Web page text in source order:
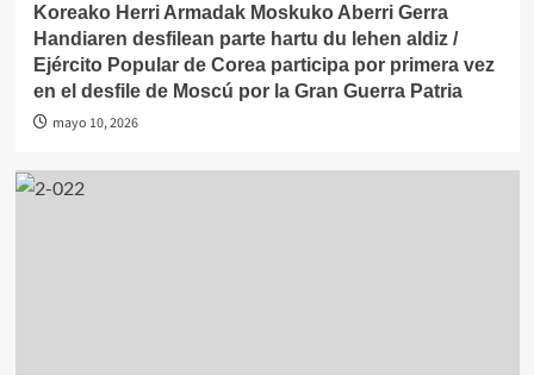
Koreako Herri Armadak Moskuko Aberri Gerra
Handiaren desfilean parte hartu du lehen aldiz /
Ejército Popular de Corea participa por primera vez
en el desfile de Moscú por la Gran Guerra Patria
mayo 10, 2026